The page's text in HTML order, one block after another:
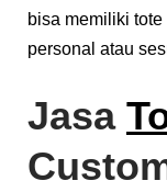
bisa memiliki
personal atau
Jasa